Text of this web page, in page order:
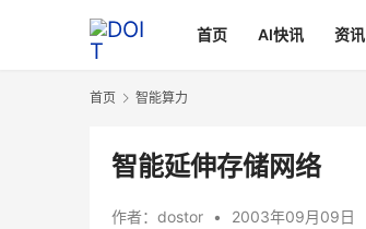
首页 AI快讯 资讯
首页 智能算力
智能延伸存储网络
作者： dostor • 2003年09月09日